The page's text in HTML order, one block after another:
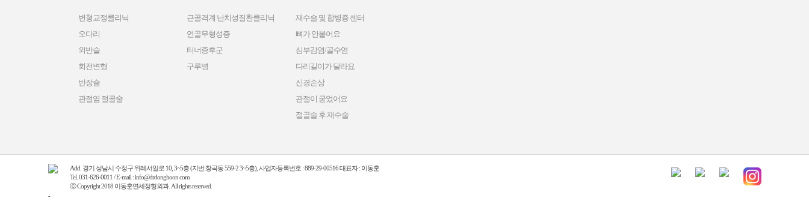
변형교정클리닉
오다리
외반슬
회전변형
반장슬
관절염 절골술
근골격계 난치성질환클리닉
연골무형성증
터너증후군
구루병
재수술 및 합병증 센터
뼈가 안붙어요
심부감염/골수염
다리길이가 달라요
신경손상
관절이 굳었어요
절골술 후 재수술
Add. 경기 성남시 수정구 위례서일로 10, 3~5층 (지번:창곡동 559-2 3~5층), 사업자등록번호 : 889-29-00516 대표자 : 이동훈
Tel. 031-626-0011 / E-mail : info@drdonghoon.com
ⓒ Copyright 2018 이동훈연세정형외과. All rights reserved.
-